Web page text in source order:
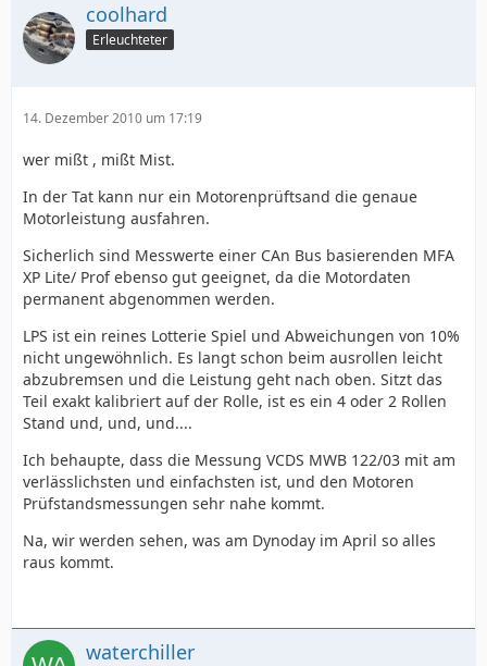
coolhard
Erleuchteter
14. Dezember 2010 um 17:19
wer mißt , mißt Mist.
In der Tat kann nur ein Motorenprüftsand die genaue
Motorleistung ausfahren.
Sicherlich sind Messwerte einer CAn Bus basierenden MFA
XP Lite/ Prof ebenso gut geeignet, da die Motordaten
permanent abgenommen werden.
LPS ist ein reines Lotterie Spiel und Abweichungen von 10%
nicht ungewöhnlich. Es langt schon beim ausrollen leicht
abzubremsen und die Leistung geht nach oben. Sitzt das
Teil exakt kalibriert auf der Rolle, ist es ein 4 oder 2 Rollen
Stand und, und, und....
Ich behaupte, dass die Messung VCDS MWB 122/03 mit am
verlässlichsten und einfachsten ist, und den Motoren
Prüfstandsmessungen sehr nahe kommt.
Na, wir werden sehen, was am Dynoday im April so alles
raus kommt.
waterchiller